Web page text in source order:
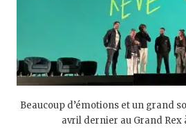
Beaucoup d’émotions et un grand
avril dernier au Grand Rex